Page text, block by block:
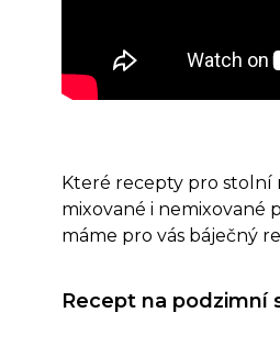
Které recepty pro stolní
mixované i nemixované
máme pro vás báječný
Recept na podzimní